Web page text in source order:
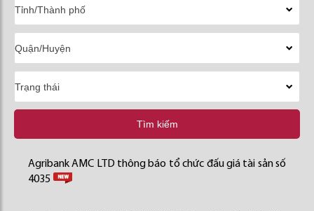
Tìm kiếm
Agribank AMC LTD thông báo tổ chức đấu giá tài sản số
4035